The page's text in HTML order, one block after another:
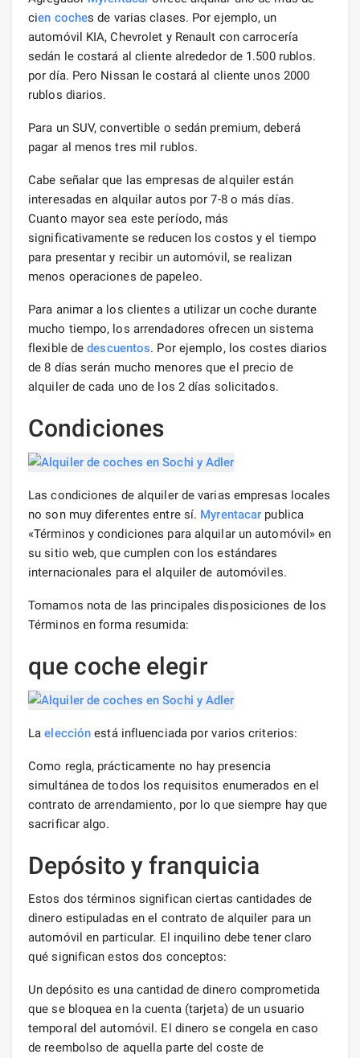
cien coches de varias clases. Por ejemplo, un
automóvil KIA, Chevrolet y Renault con carrocería
sedán le costará al cliente alrededor de 1.500 rublos.
por día. Pero Nissan le costará al cliente unos 2000
rublos diarios.
Para un SUV, convertible o sedán premium, deberá
pagar al menos tres mil rublos.
Cabe señalar que las empresas de alquiler están
interesadas en alquilar autos por 7-8 o más días.
Cuanto mayor sea este período, más
significativamente se reducen los costos y el tiempo
para presentar y recibir un automóvil, se realizan
menos operaciones de papeleo.
Para animar a los clientes a utilizar un coche durante
mucho tiempo, los arrendadores ofrecen un sistema
flexible dedescuentos. Por ejemplo, los costes diarios
de 8 días serán mucho menores que el precio de
alquiler de cada uno de los 2 días solicitados.
Condiciones
Las condiciones de alquiler de varias empresas locales
no son muy diferentes entre sí. Myrentacar publica
«Términos y condiciones para alquilar un automóvil» en
su sitio web, que cumplen con los estándares
internacionales para el alquiler de automóviles.
Tomamos nota de las principales disposiciones de los
Términos en forma resumida:
que coche elegir
Laelección está influenciada por varios criterios:
Como regla, prácticamente no hay presencia
simultánea de todos los requisitos enumerados en el
contrato de arrendamiento, por lo que siempre hay que
sacrificar algo.
Depósito y franquicia
Estos dos términos significan ciertas cantidades de
dinero estipuladas en el contrato de alquiler para un
automóvil en particular. El inquilino debe tener claro
qué significan estos dos conceptos:
Un depósito es una cantidad de dinero comprometida
que se bloquea en la cuenta (tarjeta) de un usuario
temporal del automóvil. El dinero se congela en caso
de reembolso de aquella parte del coste de